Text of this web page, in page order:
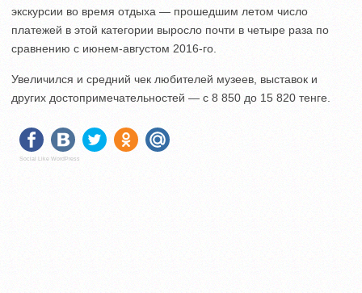
экскурсии во время отдыха — прошедшим летом число
платежей в этой категории выросло почти в четыре раза по
сравнению с июнем-августом 2016-го.
Увеличился и средний чек любителей музеев, выставок и
других достопримечательностей — с 8 850 до 15 820 тенге.
Social Like WordPress